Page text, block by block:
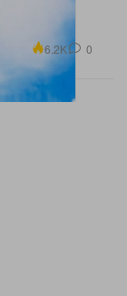
6.2K 0